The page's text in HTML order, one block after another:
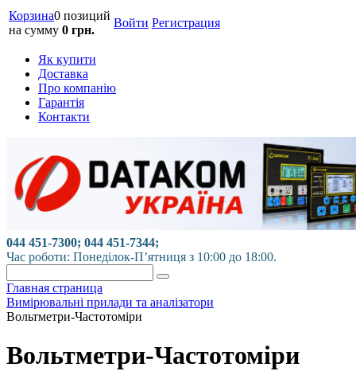
Корзина0 позиций
на сумму 0 грн.
Войти Регистрация
Як купити
Доставка
Про компанію
Гарантія
Контакти
044 451-7300; 044 451-7344;
Час роботи: Понеділок-П’ятниця з 10:00 до 18:00.
Главная страница
Вимірювальні прилади та аналізатори
Вольтметри-Частотоміри
Вольтметри-Частотоміри